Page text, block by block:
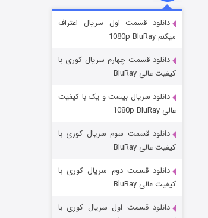
قسمت۲ (زیرنویس) منتشر شد
مردگان متحرک: شهر مرده ۳
دانلود قسمت اول سریال اعتراف
میکنم 1080p BluRay
دانلود قسمت چهارم سریال کوری با
کیفیت عالی BluRay
دانلود سریال بیست و یک با کیفیت
عالی 1080p BluRay
دانلود قسمت سوم سریال کوری با
کیفیت عالی BluRay
دانلود قسمت دوم سریال کوری با
کیفیت عالی BluRay
دانلود قسمت اول سریال کوری با